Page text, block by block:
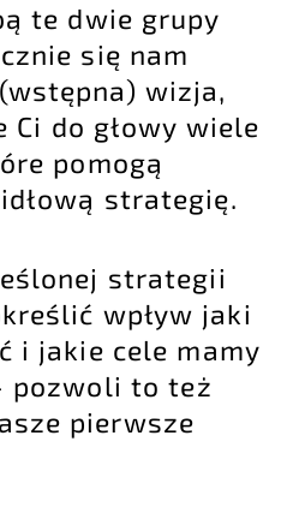
te dwie grupy
się nam
wizja,
do głowy wiele
pomogą
strategię.
strategii
wpływ jaki
i jakie cele mamy
pozwoli to też
pierwsze